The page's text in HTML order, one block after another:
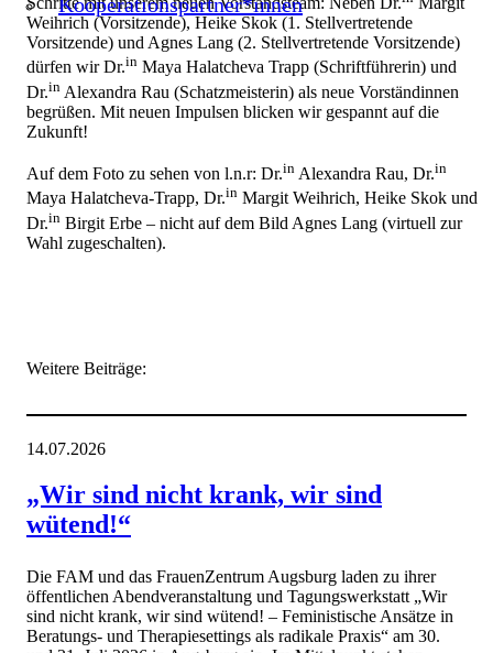
Weihrich (Vorsitzende), Heike Skok (1. Stellvertretende
Vorsitzende) und Agnes Lang (2. Stellvertretende Vorsitzende)
dürfen wir Dr.in Maya Halatcheva Trapp (Schriftführerin) und
Dr.in Alexandra Rau (Schatzmeisterin) als neue Vorständinnen
begrüßen. Mit neuen Impulsen blicken wir gespannt auf die
Zukunft!
Auf dem Foto zu sehen von l.n.r: Dr.in Alexandra Rau, Dr.in
Maya Halatcheva-Trapp, Dr.in Margit Weihrich, Heike Skok und
Dr.in Birgit Erbe – nicht auf dem Bild Agnes Lang (virtuell zur
Wahl zugeschalten).
Weitere Beiträge:
14.07.2026
„Wir sind nicht krank, wir sind
wütend!“
Die FAM und das FrauenZentrum Augsburg laden zu ihrer
öffentlichen Abendveranstaltung und Tagungswerkstatt „Wir
sind nicht krank, wir sind wütend! – Feministische Ansätze in
Beratungs- und Therapiesettings als radikale Praxis“ am 30.